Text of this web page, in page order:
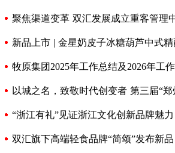
聚焦渠道变革 双汇发展成立重客管理
新品上市 | 金星奶皮子冰糖葫芦中式
牧原集团2025年工作总结及2026年工
以城之名，致敬时代创变者 第三届“
“浙江有礼”见证浙江文化创新品牌魅力
双汇旗下高端轻食品牌“简颂”发布新品